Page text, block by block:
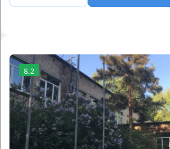
8.2